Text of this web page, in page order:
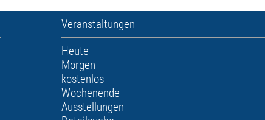
Veranstaltungen
Heute
Morgen
kostenlos
Wochenende
Ausstellungen